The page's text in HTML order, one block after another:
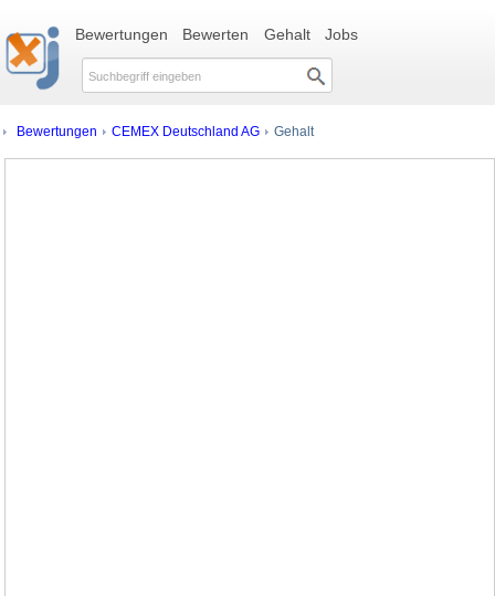
Bewertungen Bewerten Gehalt Jobs
Bewertungen CEMEX Deutschland AG Gehalt